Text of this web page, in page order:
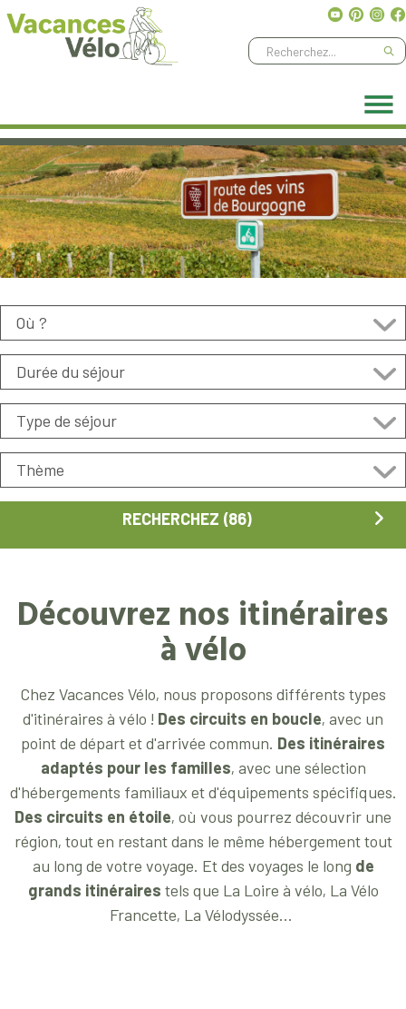
Ne manquez aucune aventure, abonnez-vous à notrenewsletter!
Découvrez nos itinéraires
à vélo
Chez Vacances Vélo, nous proposons différents types
d'itinéraires à vélo ! Des circuits en boucle, avec un
point de départ et d'arrivée commun. Des itinéraires
adaptés pour les familles, avec une sélection
d'hébergements familiaux et d'équipements spécifiques.
Des circuits en étoile, où vous pourrez découvrir une
région, tout en restant dans le même hébergement tout
au long de votre voyage. Et des voyages le long de
grands itinéraires tels que La Loire à vélo, La Vélo
Francette, La Vélodyssée...